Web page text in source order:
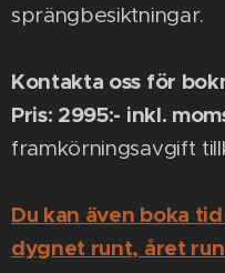
sprängbesiktningar.
Kontakta oss för
Pris: 2995:- inkl.
framkörningsavgift
Du kan även boka
dygnet runt, året